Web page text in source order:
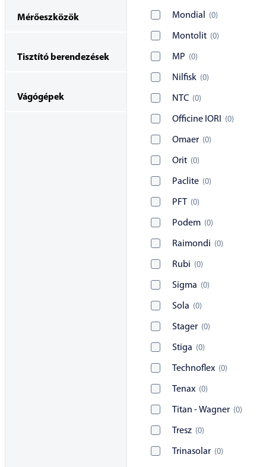
Mondial (0)
Montolit (0)
MP (0)
Nilfisk (0)
NTC (0)
Officine IORI (0)
Omaer (0)
Orit (0)
Paclite (0)
PFT (0)
Podem (0)
Raimondi (0)
Rubi (0)
Sigma (0)
Sola (0)
Stager (0)
Stiga (0)
Technoflex (0)
Tenax (0)
Titan - Wagner (0)
Tresz (0)
Trinasolar (0)
Mérőeszközök
Tisztító berendezések
Vágógépek